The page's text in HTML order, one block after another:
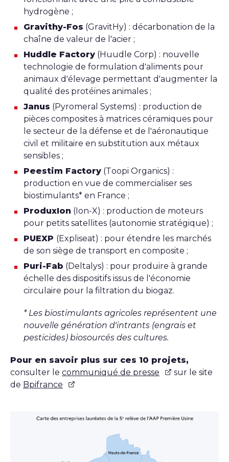
hydrogène ;
Gravithy-Fos (GravitHy) : décarbonation de la
chaîne de valeur de l'acier ;
Huddle Factory (Huudle Corp) : nouvelle
technologie de formulation d’aliments pour
animaux d’élevage permettant d'augmenter la
qualité des protéines animales ;
Janus (Pyromeral Systems) : production de
pièces composites à matrices céramiques pour
le secteur de la défense et de l'aéronautique
civil et militaire en substitution aux métaux
sensibles ;
Peestim Factory (Toopi Organics) :
production en vue de commercialiser ses
biostimulants* en France ;
ProduxIon (Ion-X) : production de moteurs
pour petits satellites (autonomie stratégique) ;
PUEXP (Expliseat) : pour étendre les marchés
de son siège de transport en composite ;
Puri-Fab (Deltalys) : pour produire à grande
échelle des dispositifs issus de l'économie
circulaire pour la filtration du biogaz.
* Les biostimulants agricoles représentent une
nouvelle génération d’intrants (engrais et
pesticides) biosourcés des cultures.
Pour en savoir plus sur ces 10 projets,
consulter le communiqué de presse
sur le site
de Bpifrance